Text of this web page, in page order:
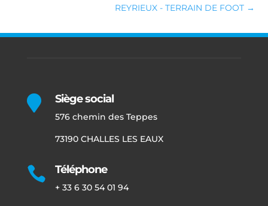
REYRIEUX - TERRAIN DE FOOT→
 Siège social
576 chemin des Teppes
73190 CHALLES LES EAUX
 Téléphone
+ 33 6 30 54 01 94